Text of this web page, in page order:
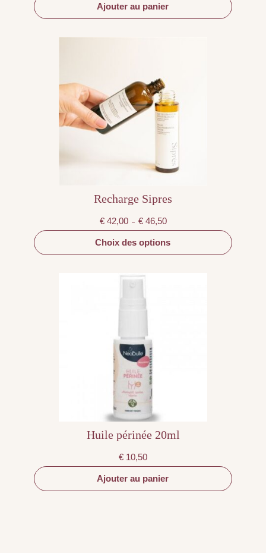
Ajouter au panier
Recharge Sipres
€42,00 – €46,50Plage
de
prix :
à
Choix des options
Les
options
peuvent
être
choisies
produit
Huile périnée 20ml
€ 10,50
Ajouter au panier